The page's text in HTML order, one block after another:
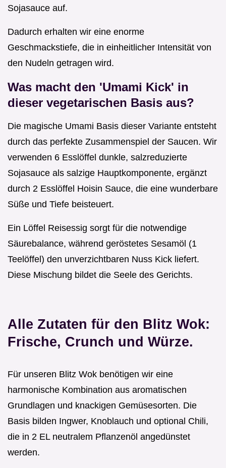
Sojasauce auf.
Dadurch erhalten wir eine enorme
Geschmackstiefe, die in einheitlicher Intensität von
den Nudeln getragen wird.
Was macht den 'Umami Kick' in
dieser vegetarischen Basis aus?
Die magische Umami Basis dieser Variante entsteht
durch das perfekte Zusammenspiel der Saucen. Wir
verwenden 6 Esslöffel dunkle, salzreduzierte
Sojasauce als salzige Hauptkomponente, ergänzt
durch 2 Esslöffel Hoisin Sauce, die eine wunderbare
Süße und Tiefe beisteuert.
Ein Löffel Reisessig sorgt für die notwendige
Säurebalance, während geröstetes Sesamöl (1
Teelöffel) den unverzichtbaren Nuss Kick liefert.
Diese Mischung bildet die Seele des Gerichts.
Alle Zutaten für den Blitz Wok:
Frische, Crunch und Würze.
Für unseren Blitz Wok benötigen wir eine
harmonische Kombination aus aromatischen
Grundlagen und knackigen Gemüsesorten. Die
Basis bilden Ingwer, Knoblauch und optional Chili,
die in 2 EL neutralem Pflanzenöl angedünstet
werden.